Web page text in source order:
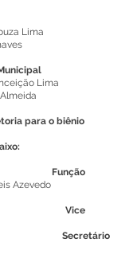
Lima
Lima
para o biênio
Azevedo
da Silva Vice
Brito Secretário